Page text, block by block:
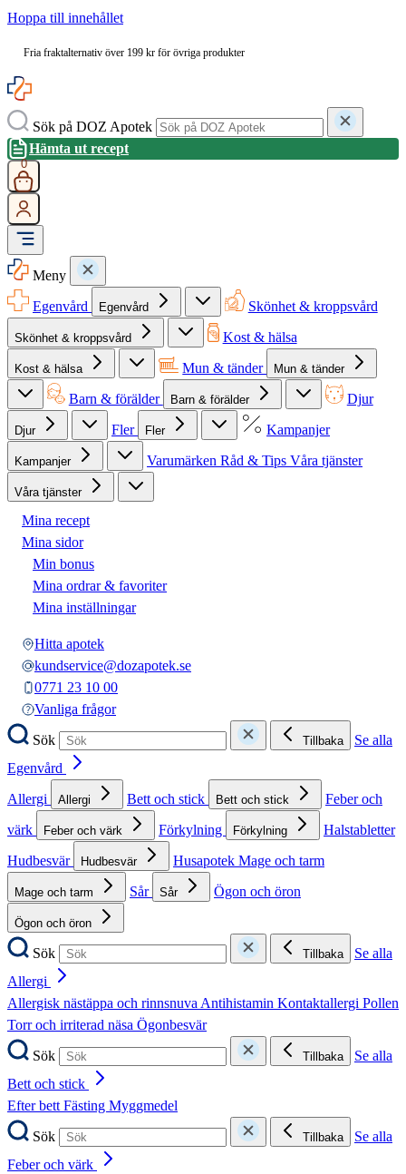
Hoppa till innehållet
Fria fraktalternativ över 199 kr för övriga produkter
Sök på DOZ Apotek
Hämta ut recept
0
Meny
Egenvård
Egenvård Skönhet & kroppsvård
Skönhet & kroppsvård Kost & hälsa
Kost & hälsa Mun & tänder Mun & tänder
Barn & förälder Barn & förälder Djur
Djur Fler Fler Kampanjer
Kampanjer Varumärken Råd & Tips Våra tjänster
Våra tjänster
Mina recept
Mina sidor
Min bonus
Mina ordrar & favoriter
Mina inställningar
Hitta apotek
kundservice@dozapotek.se
0771 23 10 00
Vanliga frågor
Sök
Tillbaka
Se alla
Egenvård
Allergi
Allergi Bett och stick Bett och stick
Feber och
värk
Feber och värk Förkylning Förkylning
Halstabletter
Hudbesvär
Hudbesvär Husapotek Mage och tarm
Mage och tarm Sår Sår Ögon och öron
Ögon och öron
Sök Tillbaka
Se alla
Allergi
Allergisk nästäppa och rinnsnuvaAntihistamin Kontaktallergi Pollen
Torr och irriterad näsa Ögonbesvär
Sök
Tillbaka
Se alla
Bett och stick
Efter bettFästing Myggmedel
Sök
Tillbaka
Se alla
Feber och värk